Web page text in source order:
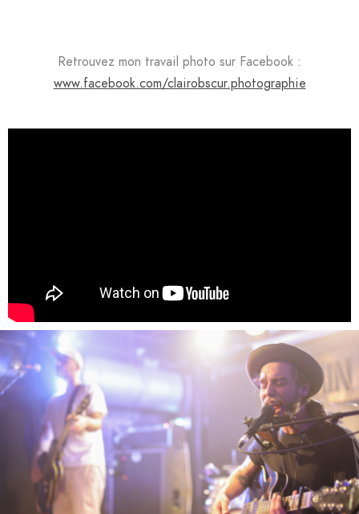
Retrouvez mon travail photo sur Facebook :
www.facebook.com/clairobscur.photographie